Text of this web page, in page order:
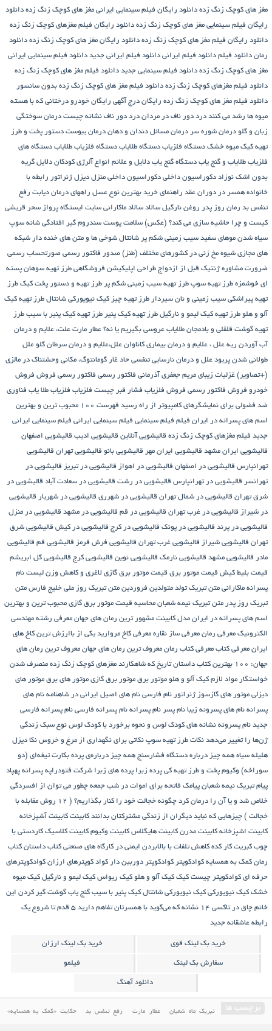
مغز های کوچک زنگ زده دانلود رایگان فیلم سینمایی ایرانی مغز های کوچک زنگ زده دانلود
رایگان فیلم سینمایی مغز های کوچک زنگ زده دانلود رایگان فیلم مغزهای کوچک زنگ زده
دانلود رایگان فیلم مغز های کوچک زنگ زده دانلود رایگان مغز های کوچک زنگ زده دانلود
رمان دانلود فیلم دانلود فیلم ایرانی دانلود فیلم ایرانی جدید دانلود فیلم سینمایی ایرانی
مغز های کوچک زنگ زده دانلود فیلم سینمایی جدید دانلود فیلم مغز های کوچک زنگ زده
دانلود فیلم مغزهای کوچک زنگ زده دانلود فیلم مغز های کوچک زنگ زده بدون سانسور
دانلود فیلم مغز های کوچک زنگ زده رایگان درج آگهی رایگان خودرو درختانی که با هسته
میوه ها رشد می کنند درد دور ناف در مردان درد دور ناف نشانه چیست درمان سوختگی
زبان و گلو درمان شوره سر درمان مسائل دندان و دهان درمان یبوست دستور پخت و طرز
تهیه کیک میوه خشک دستگاه فلزیاب دستگاه‌ طلایاب دستگاه‌ فلزیاب طلایاب دستگاه‌ های
فلزیاب طلایاب و گنج‌ یاب دستگاه‌ گنج‌ یاب دلایل و علائم انواع آلرژی کودکان دلایل گریه
بدون اشک نوزاد دکوراسیون داخلی دکوراسیون داخلی منزل دیزل ژنراتور رابطه با
خانواده همسر در دوران عقد راهنمای خرید بهترین نوع عسل راههای درمان دیابت رفع
تنفس بد رمان روز پدر روغن نارگیل سالاد سالاد ماکارانی سایت ایستگاه پرواز سحر قریشی
کیست و چرا حاشیه سازی می کند؟ (عکس) سلامت پوست سندروم گیر افتادگی شانه سوپ
سیاه شدن موهای سفید سیب زمینی شکم پر شانتال شوخی ها و متن های خنده دار شبکه
های مجازی شیوه مخ زنی در کشورهای مختلف (طنز) صدور فاکتور رسمی صورتحساب رسمی
ضرورت مشاوره ژنتیک قبل از ازدواج طراحی اپلیکیشن فروشگاهی طرز تهیه سوهان پسته
ای خوشمزه طرز تهیه سوپ طرز تهیه سیب زمینی شکم پر طرز تهیه و دستور پخت کیک طرز
تهیه پیراشكی سيب زمينی و نان سیردار طرز تهیه چیز کیک نیویورکی شانتال طرز تهیه کیک
آلو و هلو طرز تهیه کیک لیمو و نارگیل طرز تهیه کیک پنیر طرز تهیه کیک پنیر با سیب طرز
تهیه گوشت قلقلی و بادمجان طلایاب عروسی بگیریم یا نه؟ عطار مارت علت، علایم و درمان
آب آوردن ریه علل ، علایم و درمان بیماری کاناوان علل،علایم و درمان سرطان گلو علل
طولانی شدن پریود علل و درمان نارسایی تنفسی حاد غار گومانتوگ، مکانی وحشتناک در مالزی
(+تصاویر) غزلیات زیبای مریم جعفری آذرمانی فاکتور رسمی فاکتور رسمی فروش فروش
خودرو فروش فاکتور رسمی فروش فلزیاب فشار قبر چیست فلزیاب فلزیاب طلا یاب فناوری
ضد فضولی برای نمایشگرهای کامپیوتر از راه رسید
فهرست ۱۰۰ محبوب ترین و بهترین
اسم های پسرانه در ایران فیلم فیلم سینمایی فیلم سینمایی ایرانی فیلم سینمایی ایرانی
جدید فیلم مغزهای کوچک زنگ زده قالیشویی آنلاین قالیشویی ادیب قالیشویی اصفهان
قالیشویی ایران مشهد قالیشویی ایران مهر قالیشویی بانو قالیشویی تهران قالیشویی
تهرانپارس قالیشویی در اصفهان قالیشویی در اهواز قالیشویی در تبریز قالیشویی در
تهرانسر قالیشویی در تهرانپارس قالیشویی در رشت قالیشویی در سعادت آباد قالیشویی در
شرق تهران قالیشویی در شمال تهران قالیشویی در شهرری قالیشویی در شهریار قالیشویی
در شیراز قالیشویی در غرب تهران قالیشویی در قم قالیشویی در مشهد قالیشویی در منزل
قالیشویی در پرند قالیشویی در پونک قالیشویی در کرج قالیشویی در کیش قالیشویی شرق
تهران قالیشویی شیراز قالیشویی غرب تهران قالیشویی فرش قرمز قالیشویی قم قالیشویی
مادر قالیشویی مشهد قالیشویی نارمک قالیشویی نوین قالیشویی کرج قالیشویی گل ابریشم
قیمت بلیط کیش قیمت موتور برق قیمت موتور برق گازی لاغری و کاهش وزن لیست نام
پسرانه ماکارانی متن تبریک تولد متولدین فروردین متن تبریک روز ملی خلیج فارس متن
تبریک روز پدر متن تبریک نیمه شعبان محاسبه قیمت موتور برق گازی محبوب ترین و بهترین
اسم های پسرانه در ایران مدل کابینت مشهور ترین رمان های جهان معرفی رشته مهندسی
الکترونیک معرفی رمان معرفی ساز نقاره معرفی کاخ مروارید یکی از باارزش ترین کاخ های
ایران معرفی کتاب معرفی کتاب رمان معروف ترین رمان های جهان معروف ترین رمان های
جهان: ۱۰۰ بهترین کتاب داستان تاریخ که شاهکارند
مغزهای کوچک زنگ زده منصرف شدن
خواستگار مواد لازم کیک آلو و هلو موتور برق موتور برق گازی موتور های برق موتور های
دیزلی موتور های گازسوز ژنراتور نام فارسی نام های اصیل ایرانی در شاهنامه نام های
پسرانه نام های پسرونه زیبا نام پسر نام پسرانه نام پسرانه فارسی نام پسرانه فارسی
جدید نام پسرونه نشانه های کودک لوس و نحوه برخورد با کودک لوس نوع سبک زندگی
ژن‌ها را تغییر می‌دهد نکات طرز تهیه سوپ نکاتی برای نگهداری از مرغ و خروس نکا دیزل
هلیله سیاه همه چیز درباره دستگاه فشارسنج همه چیز درباره‌ی پرده بکارت تیغه‌ای (دو
سوراخه) وکیوم پخت و طرز تهیه کی پرده زبرا پرده های زبرا شرکت فتودراپه پسرانه پهپاد
پیام تبریک نیمه شعبان پیامک فاتحه برای اموات در شب جمعه چطور می توان از افسردگی
خلاص شد و یا آن را درمان کرد
چگونه خجالت خود را کنار بگذاریم؟ ( 12 روش مقابله با
خجالت ) چیزهایی که نباید دیگران از زندگی مشترکتان بدانند کابینت کابینت آشپزخانه
کابینت اشپزخانه کابینت مدرن کابینت هایگلاس کابینت وکیوم کابینت کلاسیک کاردستی با
چوب کبریت کار کده کاهش تلفات با بالابردن ایمنی در کارگاه های صنعتی کتاب داستان کتاب
رمان کمک به همسایه کوادکوپتر کوادکوپتر دوربین دار کواد کوپترهای ارزان کوادکوپترهای
حرفه ای کوادکوپتر چیست کیک کیک آلو و هلو کیک ریواس کیک لیمو و نارگیل کیک میوه
خشک کیک نیویورکی کیک نیویورکی شانتال کیک پنیر با سیب گنج‌ یاب گوشت گیر کردن این
خانم چاق در تاکسی ۱۴ نشانه که می‌گوید با همسرتان تفاهم دارید
۵ قدم تا شروع یک
رابطه عاشقانه جدید
خرید بک لینک قوی خرید بک لینک ارزان
سفارش بک لینک فیلمو
دانلود آهنگ
برچسب ها تبریک ماه شعبان عطار مارت رفع تنفس بد حکایت «کمک به همسایه»